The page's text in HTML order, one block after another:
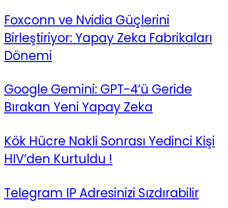
Foxconn ve Nvidia Güçlerini
Birleştiriyor: Yapay Zeka Fabrikaları
Dönemi
Google Gemini: GPT-4’ü Geride
Bırakan Yeni Yapay Zeka
Kök Hücre Nakli Sonrası Yedinci Kişi
HIV’den Kurtuldu !
Telegram IP Adresinizi Sızdırabilir